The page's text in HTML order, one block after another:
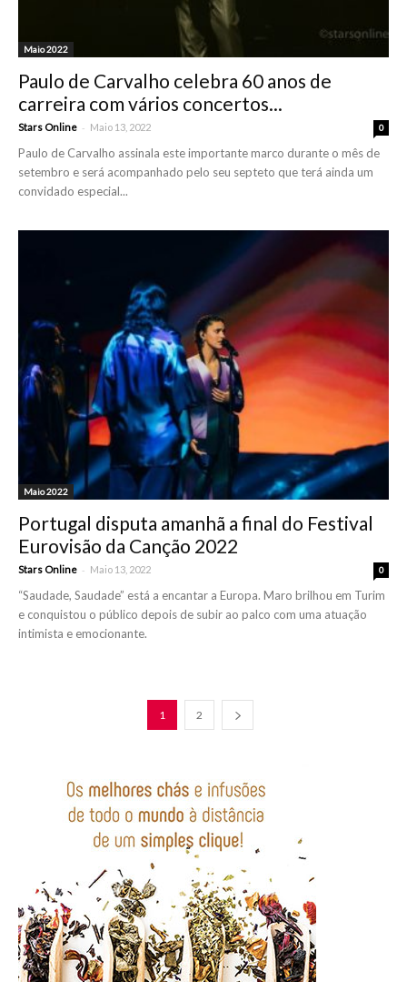
Maio 2022
Paulo de Carvalho celebra 60 anos de
carreira com vários concertos...
Stars Online - Maio 13, 2022 0
Paulo de Carvalho assinala este importante marco durante o mês de
setembro e será acompanhado pelo seu septeto que terá ainda um
convidado especial...
Maio 2022
Portugal disputa amanhã a final do Festival
Eurovisão da Canção 2022
Stars Online - Maio 13, 2022 0
“Saudade, Saudade” está a encantar a Europa. Maro brilhou em Turim
e conquistou o público depois de subir ao palco com uma atuação
intimista e emocionante.
1 2